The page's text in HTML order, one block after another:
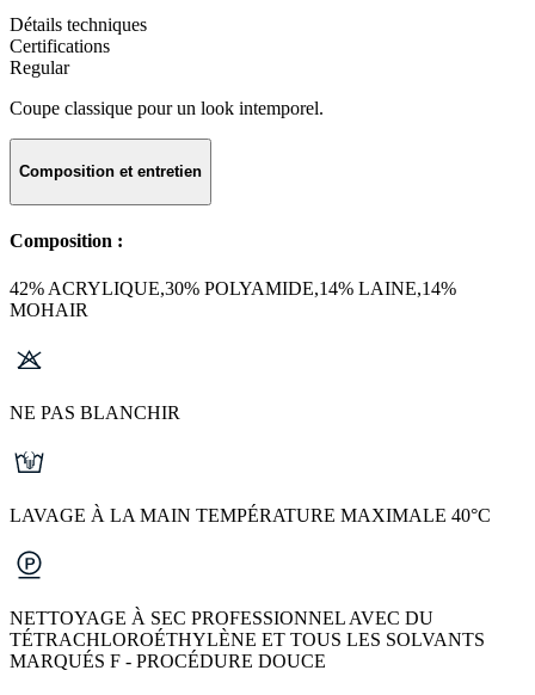
Détails techniques
Certifications
Regular
Coupe classique pour un look intemporel.
Composition et entretien
Composition :
42% ACRYLIQUE,30% POLYAMIDE,14% LAINE,14%
MOHAIR
NE PAS BLANCHIR
LAVAGE À LA MAIN TEMPÉRATURE MAXIMALE 40°C
NETTOYAGE À SEC PROFESSIONNEL AVEC DU
TÉTRACHLOROÉTHYLÈNE ET TOUS LES SOLVANTS
MARQUÉS F - PROCÉDURE DOUCE